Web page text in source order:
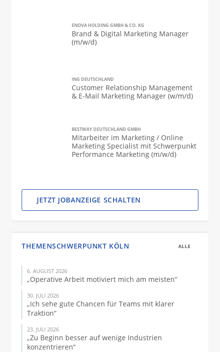
ENOVA HOLDING GMBH & CO. KG
Brand & Digital Marketing Manager
(m/w/d)
ING DEUTSCHLAND
Customer Relationship Management
& E-Mail Marketing Manager (w/m/d)
BESTWAY DEUTSCHLAND GMBH
Mitarbeiter im Marketing / Online
Marketing Specialist mit Schwerpunkt
Performance Marketing (m/w/d)
JETZT JOBANZEIGE SCHALTEN
THEMENSCHWERPUNKT KÖLN ALLE
6. AUGUST 2026
„Operative Arbeit motiviert mich am meisten“
30. JULI 2026
„Ich sehe gute Chancen für Teams mit klarer
Traktion“
23. JULI 2026
„Zu Beginn besser auf wenige Industrien
konzentrieren“